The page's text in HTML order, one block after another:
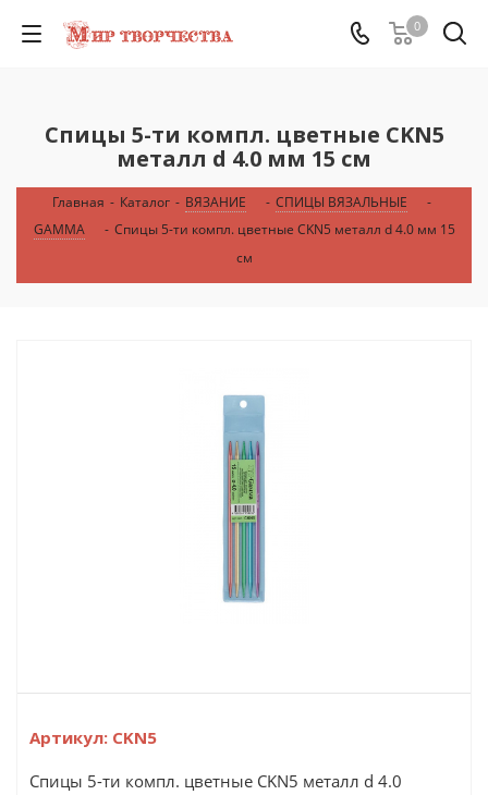
0
Спицы 5-ти компл. цветные CKN5
металл d 4.0 мм 15 см
Главная - Каталог - ВЯЗАНИЕ - СПИЦЫ ВЯЗАЛЬНЫЕ
-
GAMMA
- Спицы 5-ти компл. цветные CKN5 металл d 4.0 мм 15
см
Артикул: CKN5
Спицы 5-ти компл. цветные CKN5 металл d 4.0